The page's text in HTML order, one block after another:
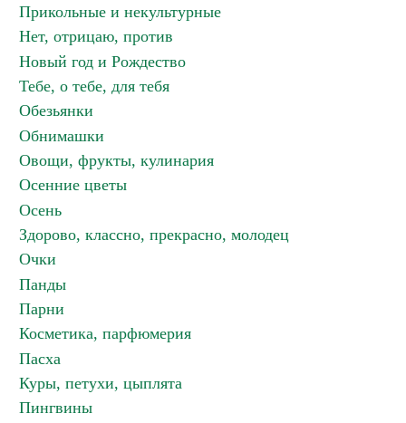
Прикольные и некультурные
Нет, отрицаю, против
Новый год и Рождество
Тебе, о тебе, для тебя
Обезьянки
Обнимашки
Овощи, фрукты, кулинария
Осенние цветы
Осень
Здорово, классно, прекрасно, молодец
Очки
Панды
Парни
Косметика, парфюмерия
Пасха
Куры, петухи, цыплята
Пингвины